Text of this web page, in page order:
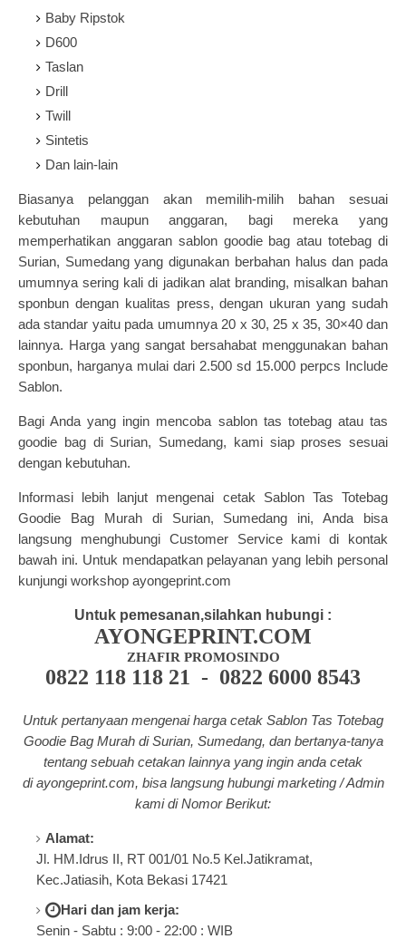
Baby Ripstok
D600
Taslan
Drill
Twill
Sintetis
Dan lain-lain
Biasanya pelanggan akan memilih-milih bahan sesuai
kebutuhan maupun anggaran, bagi mereka yang
memperhatikan anggaran sablon goodie bag atau totebag di
Surian, Sumedang yang digunakan berbahan halus dan pada
umumnya sering kali di jadikan alat branding, misalkan bahan
sponbun dengan kualitas press, dengan ukuran yang sudah
ada standar yaitu pada umumnya 20 x 30, 25 x 35, 30×40 dan
lainnya. Harga yang sangat bersahabat menggunakan bahan
sponbun, harganya mulai dari 2.500 sd 15.000 perpcs Include
Sablon.
Bagi Anda yang ingin mencoba sablon tas totebag atau tas
goodie bag di Surian, Sumedang, kami siap proses sesuai
dengan kebutuhan.
Informasi lebih lanjut mengenai cetak Sablon Tas Totebag
Goodie Bag Murah di Surian, Sumedang ini, Anda bisa
langsung menghubungi Customer Service kami di kontak
bawah ini. Untuk mendapatkan pelayanan yang lebih personal
kunjungi workshop ayongeprint.com
Untuk pemesanan,silahkan hubungi :
AYONGEPRINT.COM
ZHAFIR PROMOSINDO
0822 118 118 21 - 0822 6000 8543
Untuk pertanyaan mengenai harga cetak Sablon Tas Totebag
Goodie Bag Murah di Surian, Sumedang, dan bertanya-tanya
tentang sebuah cetakan lainnya yang ingin anda cetak
di ayongeprint.com, bisa langsung hubungi marketing / Admin
kami di Nomor Berikut:
Alamat:
Jl. HM.Idrus II, RT 001/01 No.5 Kel.Jatikramat,
Kec.Jatiasih, Kota Bekasi 17421
Hari dan jam kerja:
Senin - Sabtu : 9:00 - 22:00 : WIB